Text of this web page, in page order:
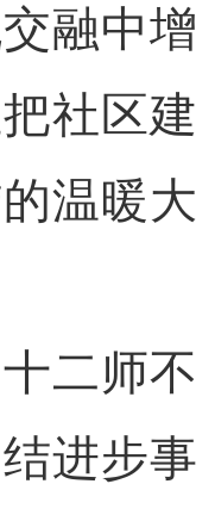
融中增
社区建
温暖大
二师不
进步事